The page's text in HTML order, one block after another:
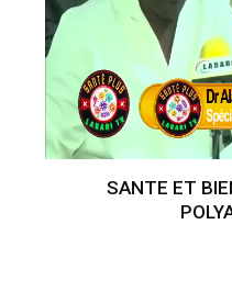
SANTE ET